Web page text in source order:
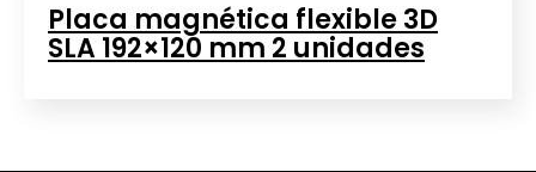
Placa magnética flexible 3D
SLA 192×120 mm 2 unidades